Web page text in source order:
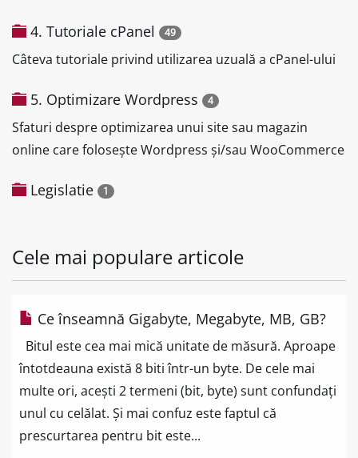
4. Tutoriale cPanel 49
Câteva tutoriale privind utilizarea uzuală a cPanel-ului
5. Optimizare Wordpress 4
Sfaturi despre optimizarea unui site sau magazin
online care folosește Wordpress și/sau WooCommerce
Legislatie 1
Cele mai populare articole
Ce înseamnă Gigabyte, Megabyte, MB, GB?
Bitul este cea mai mică unitate de măsură. Aproape
întotdeauna există 8 biti într-un byte. De cele mai
multe ori, acești 2 termeni (bit, byte) sunt confundați
unul cu celălat. Și mai confuz este faptul că
prescurtarea pentru bit este...